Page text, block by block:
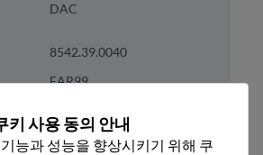
DAC
8542.39.0040
EAR99
키 사용 동의 안내
능과 성능을 향상시키기 위해 쿠